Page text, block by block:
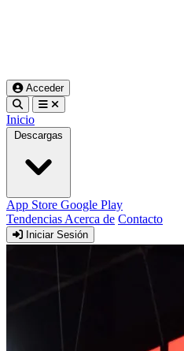
Acceder
Inicio
Descargas
App Store Google Play
Tendencias Acerca de Contacto
Iniciar Sesión